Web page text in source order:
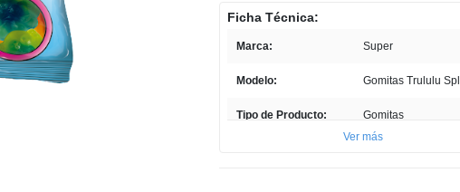
Enlace
en
Ficha Técnica:
Marca: Super
Modelo: Gomitas Trululu
Tipo de Producto: Gomitas
Ver más